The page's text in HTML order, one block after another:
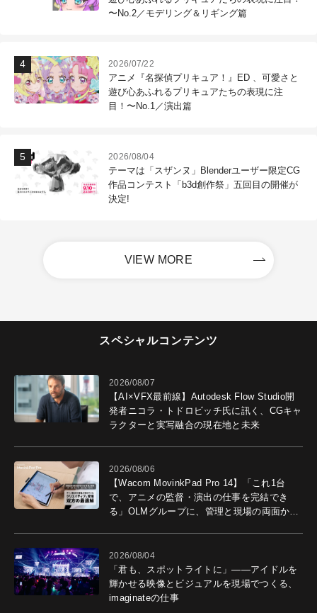
〜No.2／モデリング＆リギング篇
2026/07/22
アニメ『名探偵プリキュア！』ED 、可愛さと
遊び心あふれるプリキュアたちの表現に注
目！〜No.1／演出篇
2026/08/04
テーマは「スザンヌ」Blenderユーザー限定CG
作品コンテスト「b3d創作祭」五回目の開催が
決定!
VIEW MORE
スペシャルコンテンツ
2026/08/07
【AI×VFX最前線】Autodesk Flow Studio開
発者ニコラ・トドロビッチ氏に訊く、CGキャ
ラクターと実写融合の現在地と未来
2026/08/06
【Wacom MovinkPad Pro 14】「これ1台
で、アニメの監督・演出の仕事を完結でき
る」OLMグループに、管理と現場の両面から
2026/08/04
「君も、スポットライトに」――アイドルを
輝かせる映像とビジュアルを現場でつくる、
imaginateの仕事